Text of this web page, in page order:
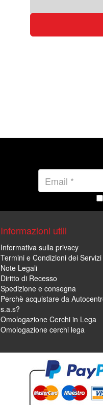
Informazioni utili
Informativa sulla privacy
Termini e Condizioni dei Servizi
Note Legali
Diritto di Recesso
Spedizione e consegna
Perchè acquistare da
s.a.s?
Omologazione Cerchi in Lega
Omologazione cerchi lega